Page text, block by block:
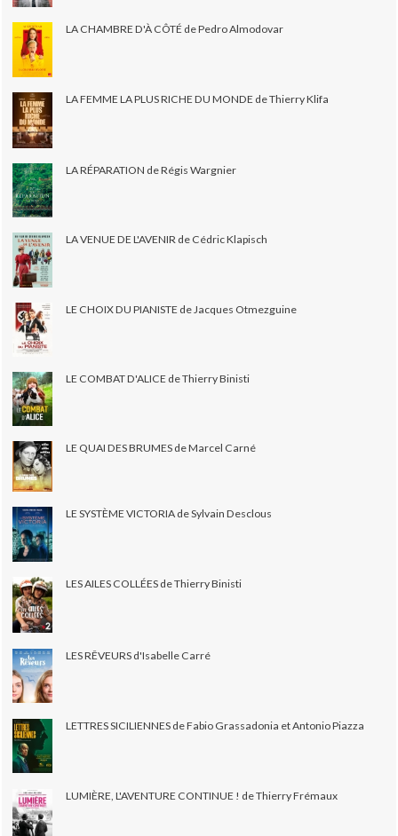
LA CHAMBRE D'À CÔTÉ de Pedro Almodovar
LA FEMME LA PLUS RICHE DU MONDE de Thierry Klifa
LA RÉPARATION de Régis Wargnier
LA VENUE DE L'AVENIR de Cédric Klapisch
LE CHOIX DU PIANISTE de Jacques Otmezguine
LE COMBAT D'ALICE de Thierry Binisti
LE QUAI DES BRUMES de Marcel Carné
LE SYSTÈME VICTORIA de Sylvain Desclous
LES AILES COLLÉES de Thierry Binisti
LES RÊVEURS d'Isabelle Carré
LETTRES SICILIENNES de Fabio Grassadonia et Antonio Piazza
LUMIÈRE, L'AVENTURE CONTINUE ! de Thierry Frémaux